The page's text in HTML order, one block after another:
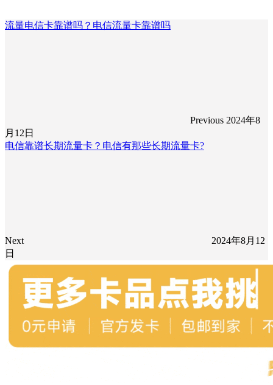
流量电信卡靠谱吗？电信流量卡靠谱吗
Previous 2024年8
月12日
电信靠谱长期流量卡？电信有那些长期流量卡?
Next
2024年8月12
日